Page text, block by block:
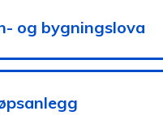
og bygningslova